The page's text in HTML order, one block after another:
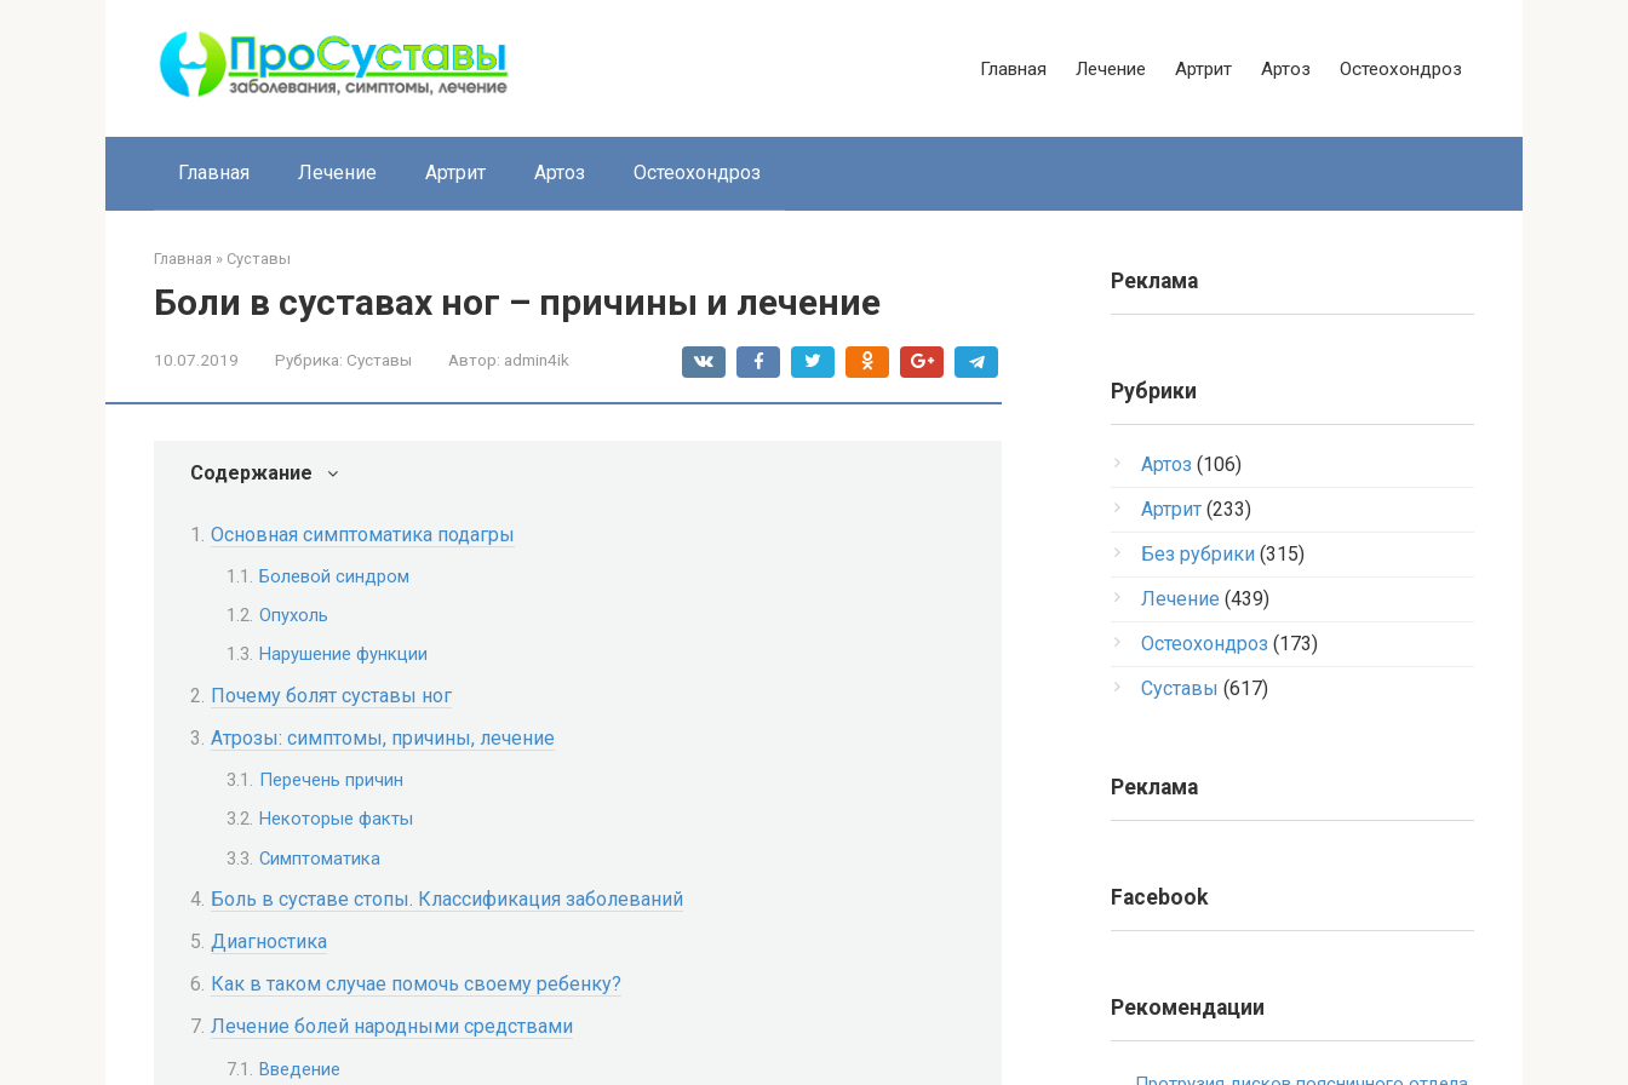
Главная Лечение Артрит Артоз Остеохондроз
Главная Лечение Артрит Артоз Остеохондроз
Главная » Суставы
Боли в суставах ног – причины и лечение
10.07.2019 Рубрика: Суставы Автор: admin4ik
Содержание
Основная симптоматика подагры
Болевой синдром
Опухоль
Нарушение функции
Почему болят суставы ног
Атрозы: симптомы, причины, лечение
Перечень причин
Некоторые факты
Симптоматика
Боль в суставе стопы. Классификация заболеваний
Диагностика
Как в таком случае помочь своему ребенку?
Лечение болей народными средствами
Введение
Реклама
Рубрики
Артоз (106)
Артрит (233)
Без рубрики (315)
Лечение (439)
Остеохондроз (173)
Суставы (617)
Реклама
Facebook
Рекомендации